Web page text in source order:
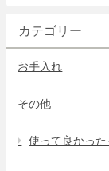
カテゴリー
お手入れ
その他
使って良かった